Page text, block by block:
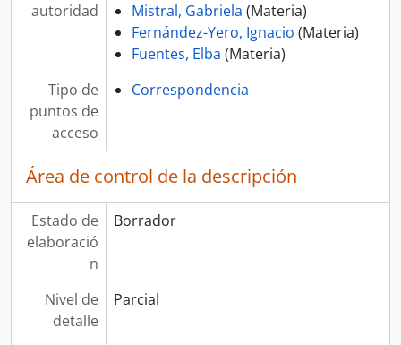
autoridad
Mistral, Gabriela (Materia)
Fernández-Yero, Ignacio (Materia)
Fuentes, Elba (Materia)
Tipo de
puntos de
acceso
Correspondencia
Área de control de la descripción
Estado de
elaboració
n
Borrador
Nivel de
detalle
Parcial